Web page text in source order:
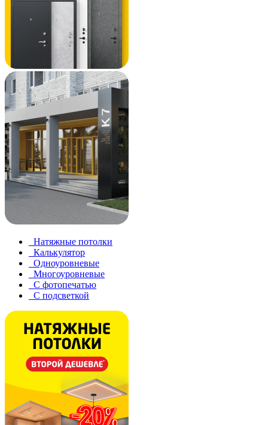
Натяжные потолки
Калькулятор
Одноуровневые
Многоуровневые
С фотопечатью
С подсветкой